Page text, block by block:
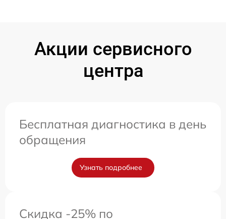
Акции сервисного
центра
Бесплатная диагностика в день
обращения
Узнать подробнее
Скидка -25% по